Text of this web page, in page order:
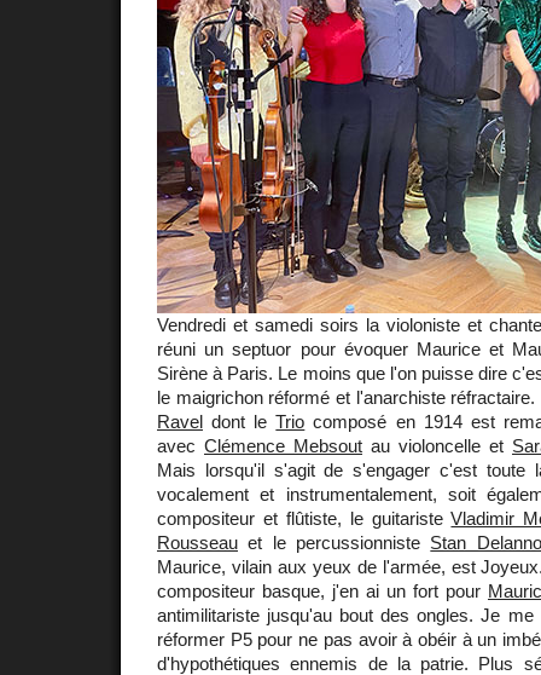
Vendredi et samedi soirs la violoniste et
réuni un septuor pour évoquer Maurice et
Sirène à Paris. Le moins que l'on puisse dire
le maigrichon réformé et l'anarchiste
Ravel dont leTrio composé en 1914 est
avec Clémence Mebsout au violoncelle et
Mais lorsqu'il s'agit de s'engager c'est toute
vocalement et instrumentalement, soit
compositeur et flûtiste, le guitaristeVladimir
Rousseau et le percussionniste Stan
Maurice, vilain aux yeux de l'armée, est
compositeur basque, j'en ai un fort pour
antimilitariste jusqu'au bout des ongles. Je
réformer P5 pour ne pas avoir à obéir à un
d'hypothétiques ennemis de la patrie. Plus